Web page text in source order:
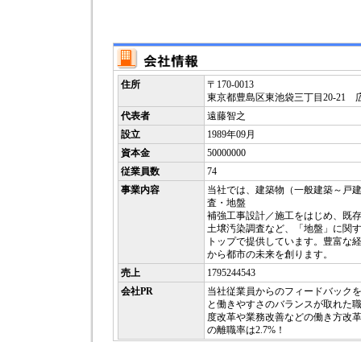
住所
〒170-0013
東京都豊島区東池袋三丁目20-21
代表者
遠藤智之
設立
1989年09月
資本金
50000000
従業員数
74
事業内容
当社では、建築物（一般建築～戸
査・地盤
補強工事設計／施工をはじめ、既
土壌汚染調査など、「地盤」に関
トップで提供しています。豊富な
から都市の未来を創ります。
売上
1795244543
会社PR
当社従業員からのフィードバック
と働きやすさのバランスが取れた
度改革や業務改善などの働き方改
の離職率は2.7%！